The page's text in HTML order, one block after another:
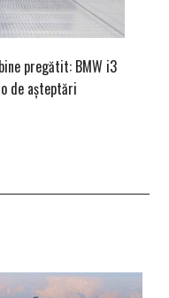
pregătit: BMW i3
de așteptări